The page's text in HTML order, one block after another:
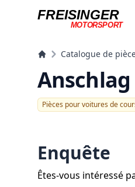
FREISINGER
MOTORSPORT
Catalogue de
Anschlag
Pièces pour voitures de
Enquête
Êtes-vous intéressé